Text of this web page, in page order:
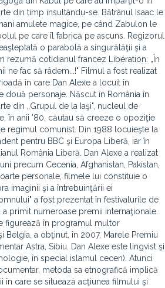
din timp insultându-se. Bătrânul Isaac le
amulete magice, pe când Zabulon le
pe care îl fabrică pe ascuns. Regizorul
o parabolă a singurătăţii şi a
rezumă cotidianul francez Libération: „În
ne fac să râdem...!" Filmul a fost realizat
în care Dan Alexe a locuit în
două personaje. Născut în România în
din „Grupul de la Iaşi", nucleul de
în anii '80, căutau să creeze o opoziţie
regimul comunist. Din 1988 locuieşte la
pentru BBC şi Europa Liberă, iar în
România Liberă. Dan Alexe a realizat
precum Cecenia, Afghanistan, Pakistan,
personale, filmele lui constituie o
imaginii şi a întrebuinţării ei
a fost prezentat în festivalurile de
primit numeroase premii internaţionale.
figurează în programul multor
Belgia, a obţinut, în 2007, Marele Premiu
Astra, Sibiu. Dan Alexe este lingvist şi
în special islamul cecen). Atunci
metoda sa etnografică implică
în care se situează acţiunea filmului şi